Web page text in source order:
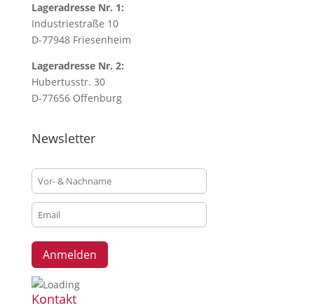
our
terms
and
conditions.
This
field
created
technical
issues,
only.
Lageradresse Nr. 1:
Industriestraße 10
D-77948 Friesenheim
Lageradresse Nr. 2:
Hubertusstr. 30
D-77656 Offenburg
Newsletter
Kontakt